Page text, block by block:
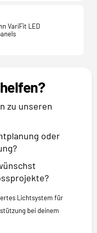
VariFit LED
zu unseren
oder
Lichtsystem für
bei deinem